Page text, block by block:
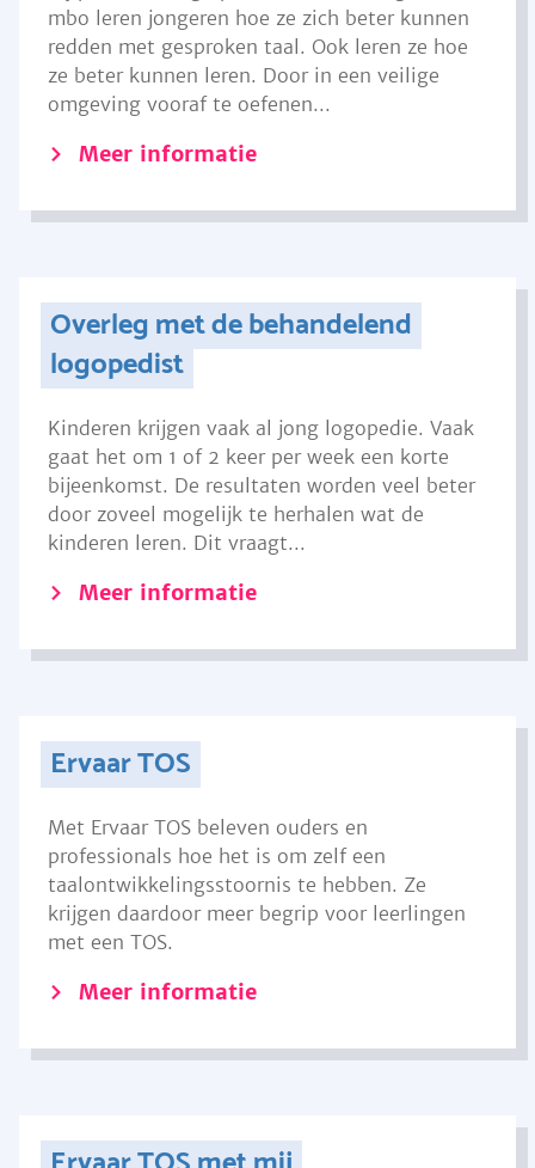
mbo leren jongeren hoe ze zich beter kunnen
redden met gesproken taal. Ook leren ze hoe
ze beter kunnen leren. Door in een veilige
omgeving vooraf te oefenen...
Meer informatie
Overleg met de behandelend
logopedist
Kinderen krijgen vaak al jong logopedie. Vaak
gaat het om 1 of 2 keer per week een korte
bijeenkomst. De resultaten worden veel beter
door zoveel mogelijk te herhalen wat de
kinderen leren. Dit vraagt...
Meer informatie
Ervaar TOS
Met Ervaar TOS beleven ouders en
professionals hoe het is om zelf een
taalontwikkelingsstoornis te hebben. Ze
krijgen daardoor meer begrip voor leerlingen
met een TOS.
Meer informatie